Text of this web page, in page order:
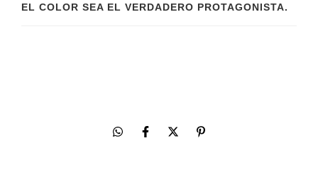
EL COLOR SEA EL VERDADERO PROTAGONISTA.